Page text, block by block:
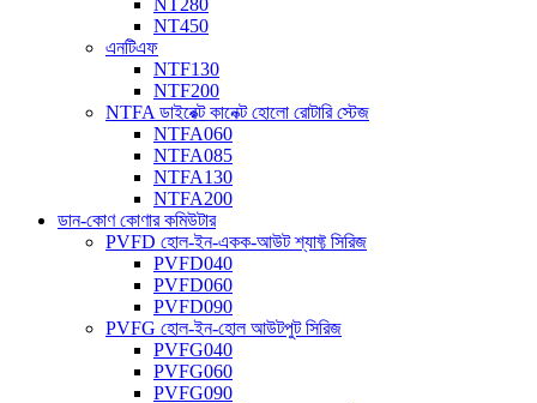
NT450
এনটিএফ
NTF130
NTF200
NTFA ডাইরেক্ট কানেক্ট হোলো রোটারি স্টেজ
NTFA060
NTFA085
NTFA130
NTFA200
ডান-কোণ কোণার কমিউটার
PVFD হোল-ইন-একক-আউট শ্যাফ্ট সিরিজ
PVFD040
PVFD060
PVFD090
PVFG হোল-ইন-হোল আউটপুট সিরিজ
PVFG040
PVFG060
PVFG090